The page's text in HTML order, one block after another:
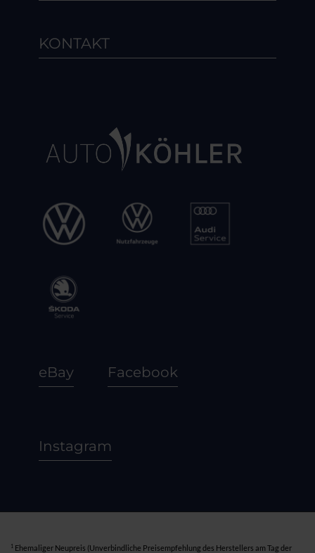
KONTAKT
eBay Facebook
Instagram
1 Ehemaliger Neupreis (Unverbindliche Preisempfehlung des Herstellers am Tag der